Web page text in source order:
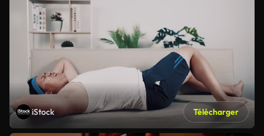
iStock Télécharger